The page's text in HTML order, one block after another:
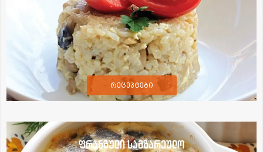
რეცეპტები
ფრანგული სამზარეულო